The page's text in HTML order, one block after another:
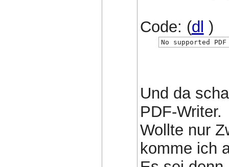
Code: (dl )
No supported
Und da
PDF-Writer.
Wollte nur
komme ich